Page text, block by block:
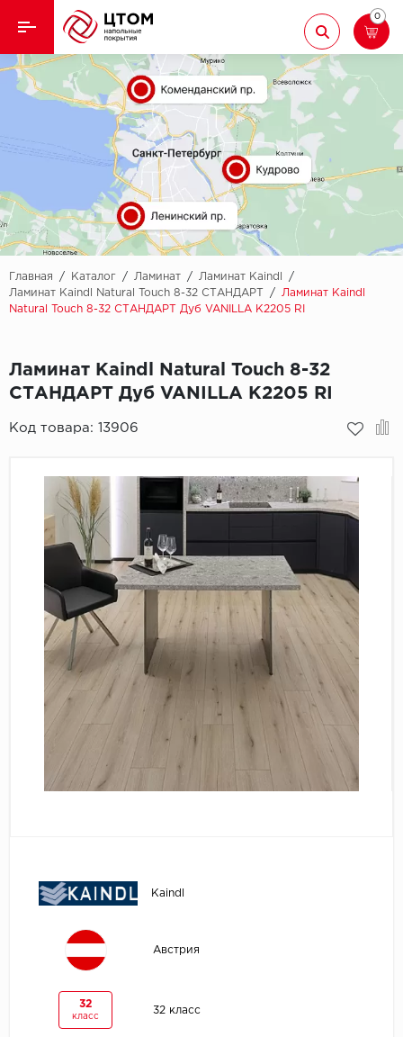
Назад
Кварцвиниловая плитка
Назад
Aberhof
Adelar
Alfa
AllureFloor
Alpine floor
Aquamax
Berry Alloc
Bonkeel
Classen
CorkArt Vinyl
CronaFloor
Damy Floor
Decoria
Dolce Flooring
ECO Parquet
Ламинат
Ковролин
Линолеум
Паркет
Паркетная доска
Подложка
Пробковое покрытие
0
Главная / Каталог / Ламинат / Ламинат Kaindl
/
Ламинат Kaindl Natural Touch 8-32 СТАНДАРТ
/
Ламинат Kaindl
Natural Touch 8-32 СТАНДАРТ Дуб VANILLA К2205 RI
Ламинат Kaindl Natural Touch 8-32
СТАНДАРТ Дуб VANILLA К2205 RI
Код товара: 13906
Kaindl
Австрия
32
класс
32 класс